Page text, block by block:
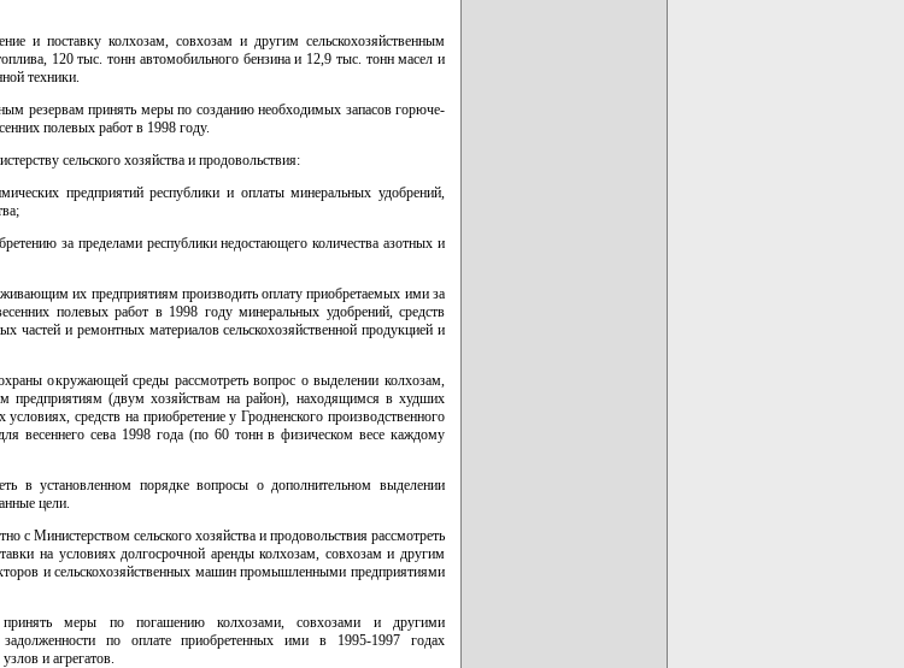
и поставку колхозам, совхозам и другим сельскохозяйственным
120 тыс. тонн автомобильного бензина и 12,9 тыс. тонн масел и
техники.
резервам принять меры по созданию необходимых запасов горюче-
полевых работ в 1998 году.
сельского хозяйства и продовольствия:
предприятий республики и оплаты минеральных удобрений,
за пределами республики недостающего количества азотных и
их предприятиям производить оплату приобретаемых ими за
полевых работ в 1998 году минеральных удобрений, средств
частей и ремонтных материалов сельскохозяйственной продукцией и
окружающей среды рассмотреть вопрос о выделении колхозам,
предприятиям (двум хозяйствам на район), находящимся в худших
средств на приобретение у Гродненского производственного
весеннего сева 1998 года (по 60 тонн в физическом весе каждому
в установленном порядке вопросы о дополнительном выделении
цели.
с Министерством сельского хозяйства и продовольствия рассмотреть
на условиях долгосрочной аренды колхозам, совхозам и другим
и сельскохозяйственных машин промышленными предприятиями
меры по погашению колхозами, совхозами и другими
задолженности по оплате приобретенных ими в 1995-1997 годах
и агрегатов.